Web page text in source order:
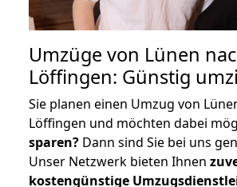
Umzüge von Lünen
Löffingen: Günstig
Sie planen einen Umzug von
Löffingen und möchten dabei
sparen? Dann sind Sie bei uns
Unser Netzwerk bieten Ihnen
kostengünstige